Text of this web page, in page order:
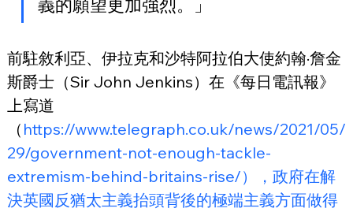
義的願望更加強烈。」
前駐敘利亞、伊拉克和沙特阿拉伯大使約翰·詹金
斯爵士（Sir John Jenkins）在《每日電訊報》
上寫道
（ https://www.telegraph.co.uk/news/2021/05/
29/government-not-enough-tackle-
extremism-behind-britains-rise/），政府在解
決英國反猶太主義抬頭背後的極端主義方面做得